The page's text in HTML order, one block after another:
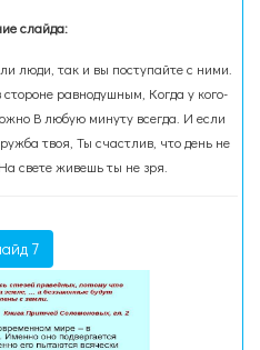
слайда:
люди, так и вы поступайте с ними.
равнодушным, Когда у кого-
В любую минуту всегда. И если
твоя, Ты счастлив, что день не
свете живешь ты не зря.
7